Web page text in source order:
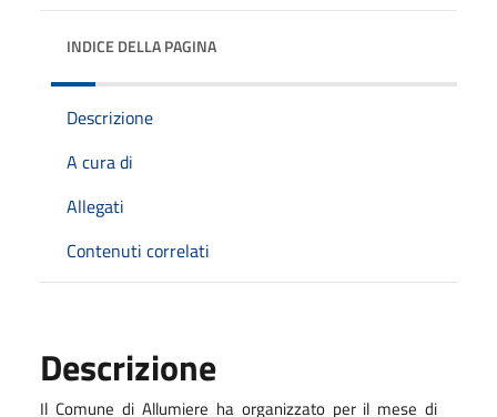
INDICE DELLA PAGINA
Descrizione
A cura di
Allegati
Contenuti correlati
Descrizione
Il Comune di Allumiere ha organizzato per il mese di